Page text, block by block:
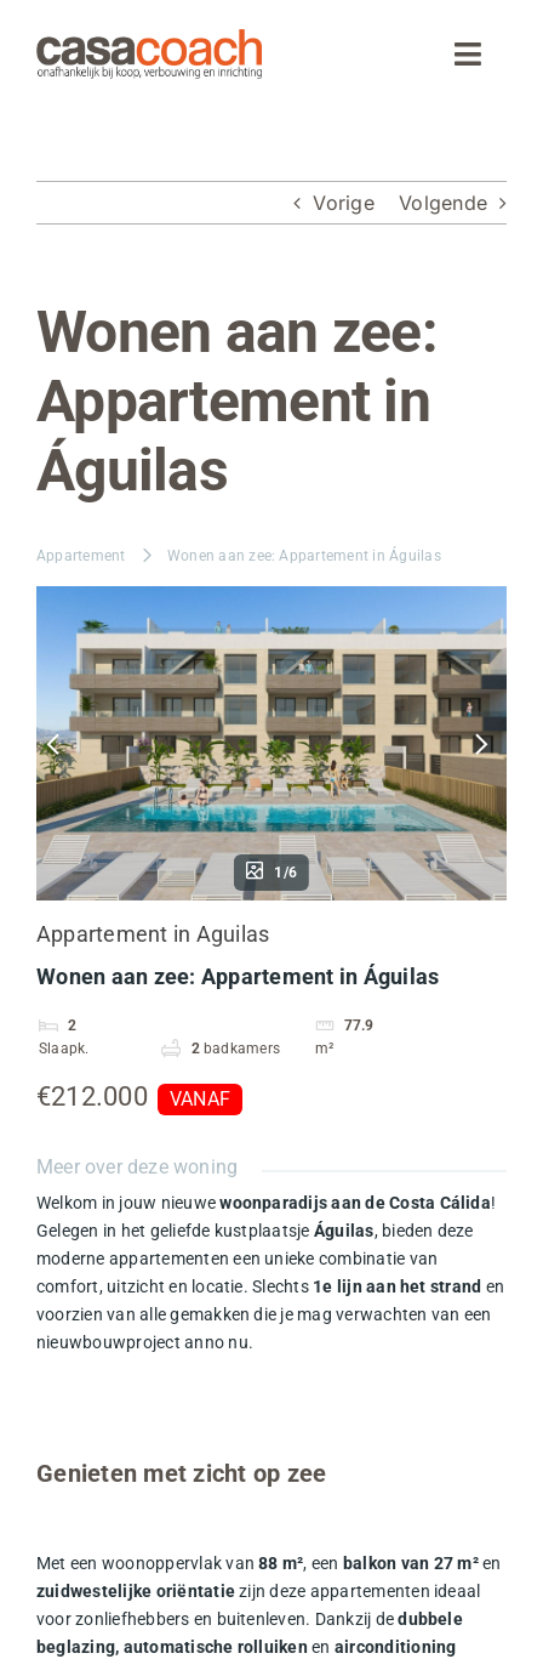
naar
inhoud
Toggle
Wonen in Spanje
Webinar
Over CasaCoach
Vorige Volgende
Bekijk
grotere
Wonen aan zee:
Appartement in
Águilas
Appartement Wonen aan zee: Appartement in Águilas
1/6
Appartement in Aguilas
Wonen aan zee: Appartement in Águilas
2
Slaapk.
2 badkamers
77.9
m²
€212.000 VANAF
Meer over deze woning
Welkom in jouw nieuwewoonparadijs aan de Costa Cálida!
Gelegen in het geliefde kustplaatsje Águilas, bieden deze
moderne appartementen een unieke combinatie van
comfort, uitzicht en locatie. Slechts 1e lijn aan het strand en
voorzien van alle gemakken die je mag verwachten van een
nieuwbouwproject anno nu.
Genieten met zicht op zee
Met een woonoppervlak van88 m², een balkon van 27 m²en
zuidwestelijke oriëntatiezijn deze appartementen ideaal
voor zonliefhebbers en buitenleven. Dankzij dedubbele
beglazing, automatische rolluikenen airconditioning